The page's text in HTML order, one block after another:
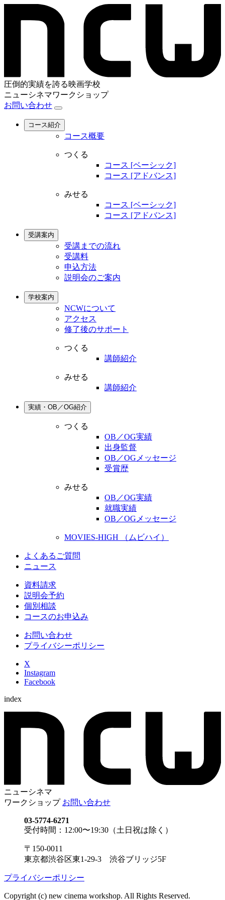
圧倒的実績を誇る映画学校
ニューシネマワークショップ
お問い合わせ
コース紹介
コース概要
つくる
コース [ベーシック]
コース [アドバンス]
みせる
コース [ベーシック]
コース [アドバンス]
受講案内
受講までの流れ
受講料
申込方法
説明会のご案内
学校案内
NCWについて
アクセス
修了後のサポート
つくる
講師紹介
みせる
講師紹介
実績・OB／OG紹介
つくる
OB／OG実績
出身監督
OB／OGメッセージ
受賞歴
みせる
OB／OG実績
就職実績
OB／OGメッセージ
MOVIES-HIGH （ムビハイ）
よくあるご質問
ニュース
資料請求
説明会予約
個別相談
コースのお申込み
お問い合わせ
プライバシーポリシー
X
Instagram
Facebook
index
ニューシネマ
ワークショップ お問い合わせ
03-5774-6271
受付時間：12:00〜19:30（土日祝は除く）
〒150-0011
東京都渋谷区東1-29-3 渋谷ブリッジ5F
プライバシーポリシー
Copyright (c) new cinema workshop. All Rights Reserved.